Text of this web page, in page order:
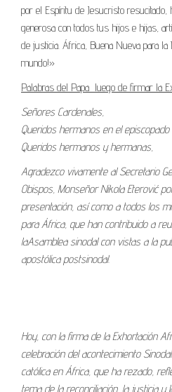
por el Espíritu de Jesucristo resucitado,
generosa con todos tus hijos e hijas,
de justicia. África, Buena Nueva para la
mundo!»
Palabras del Papa luego de firmar la
Señores Cardenales,
Queridos hermanos en el
Queridos hermanos y hermanas,
Agradezco vivamente al Secretario
Obispos, Monseñor Nikola Eterović
presentación, así como a todos los
para África, que han contribuido a
laAsamblea sinodal con vistas a la
apostólica postsinodal.
Hoy, con la firma de la Exhortación
celebración del acontecimiento
católica en África, que ha rezado,
tema de la reconciliación, la justicia y